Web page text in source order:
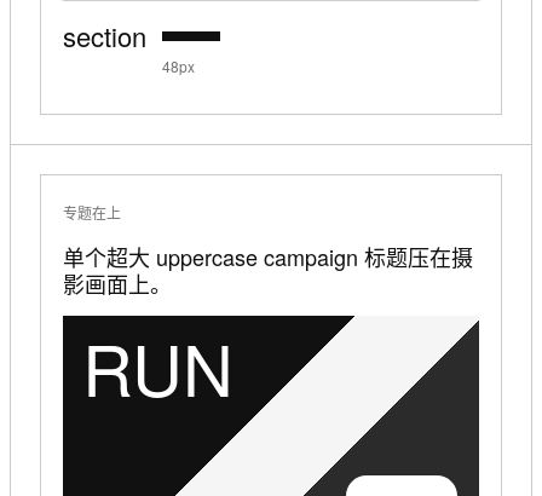
section
48px
专题在上
单个超大 uppercase campaign 标题压在摄
影画面上。
RUN